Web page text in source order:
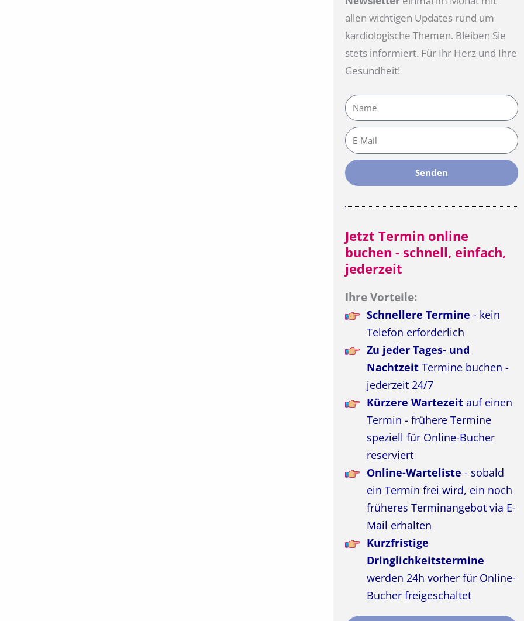
allen wichtigen Updates rund um
kardiologische Themen. Bleiben Sie
stets informiert. Für Ihr Herz und Ihre
Gesundheit!
Name
E-
Mail
Senden
Jetzt Termin online
buchen - schnell, einfach,
jederzeit
Ihre Vorteile:
Schnellere Termine - kein
Telefon erforderlich
Zu jeder Tages- und
NachtzeitTermine buchen -
jederzeit 24/7
Kürzere Wartezeitauf einen
Termin - frühere Termine
speziell für Online-Bucher
reserviert
Online-Warteliste - sobald
ein Termin frei wird, ein noch
früheres Terminangebot via E-
Mail erhalten
Kurzfristige
Dringlichkeitstermine
werden 24h vorher für Online-
Bucher freigeschaltet